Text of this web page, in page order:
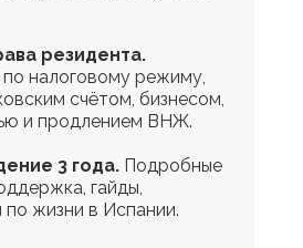
резидента.
по налоговому режиму,
счётом, бизнесом,
и продлением ВНЖ.
3 года. Подробные
гайды,
жизни в Испании.